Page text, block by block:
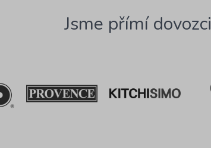
Jsme přímí dovozci